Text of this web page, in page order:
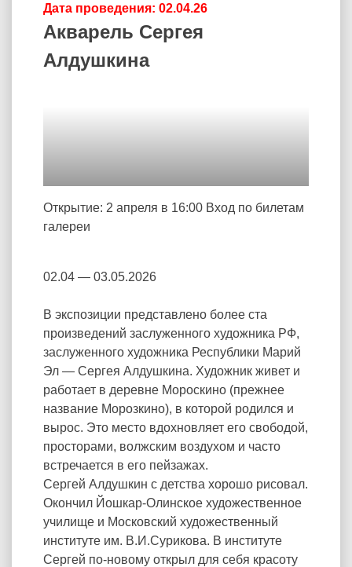
Дата проведения: 02.04.26
Акварель Сергея
Алдушкина
Открытие: 2 апреля в 16:00 Вход по билетам
галереи
02.04 — 03.05.2026
В экспозиции представлено более ста
произведений заслуженного художника РФ,
заслуженного художника Республики Марий
Эл — Сергея Алдушкина. Художник живет и
работает в деревне Мороскино (прежнее
название Морозкино), в которой родился и
вырос. Это место вдохновляет его свободой,
просторами, волжским воздухом и часто
встречается в его пейзажах.
Сергей Алдушкин с детства хорошо рисовал.
Окончил Йошкар-Олинское художественное
училище и Московский художественный
институте им. В.И.Сурикова. В институте
Сергей по-новому открыл для себя красоту